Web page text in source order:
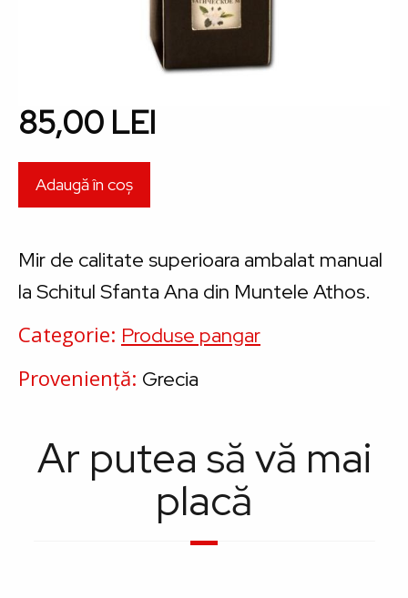
85,00 LEI
Mir de calitate superioara ambalat manual
la Schitul Sfanta Ana din Muntele Athos.
Categorie Produse pangar
Proveniență Grecia
Ar putea să vă mai
placă